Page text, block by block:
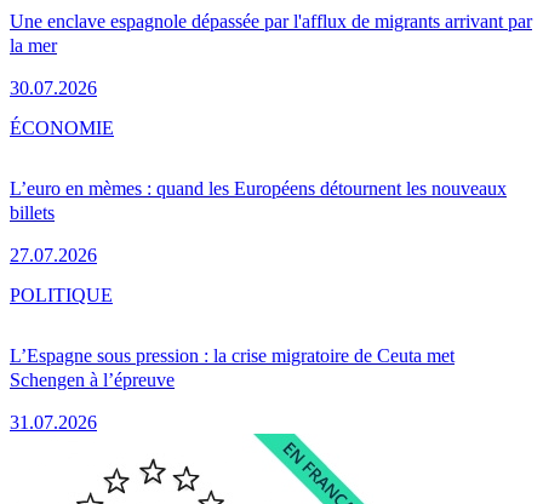
Une enclave espagnole dépassée par l'afflux de migrants arrivant par
la mer
30.07.2026
L’euro en mèmes : quand les Européens détournent les nouveaux
billets
27.07.2026
ÉCONOMIE
L’Espagne sous pression : la crise migratoire de Ceuta met
Schengen à l’épreuve
31.07.2026
POLITIQUE